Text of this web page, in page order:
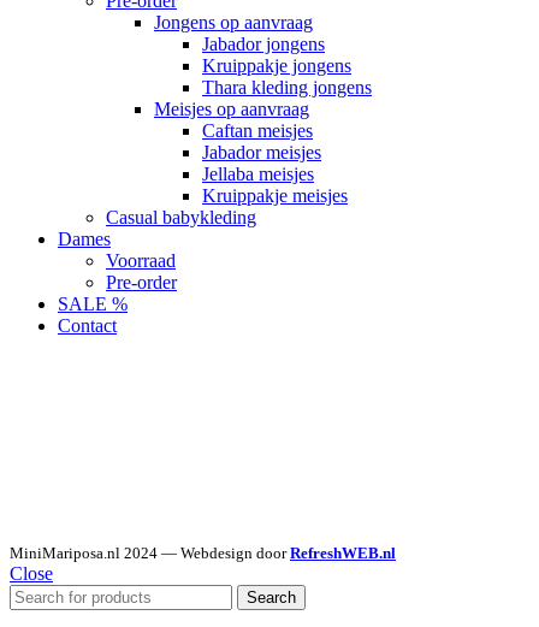
Jongens op aanvraag
Jabador jongens
Kruippakje jongens
Thara kleding jongens
Meisjes op aanvraag
Caftan meisjes
Jabador meisjes
Jellaba meisjes
Kruippakje meisjes
Casual babykleding
Dames
Voorraad
Pre-order
SALE %
Contact
MiniMariposa.nl 2024 — Webdesign doorRefreshWEB.nl
Close
Search